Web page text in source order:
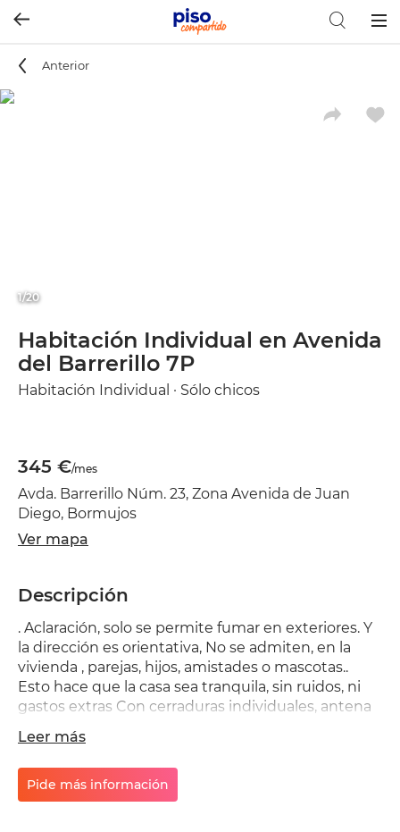
Anterior
1/20
Habitación Individual en Avenida
del Barrerillo 7P
Habitación Individual · Sólo chicos
345 €/mes
Avda. Barrerillo Núm. 23, Zona Avenida de Juan
Diego, Bormujos
Ver mapa
Descripción
. Aclaración, solo se permite fumar en exteriores. Y
la dirección es orientativa, No se admiten, en la
vivienda , parejas, hijos, amistades o mascotas..
Esto hace que la casa sea tranquila, sin ruidos, ni
gastos extras Con cerraduras individuales, antena
equipada para hacer una estancia digna y segura.,
Ubicada la vivienda en Coca de la Piñera, pegada a
Tomares y Castilleja de la Cuesta. Entrada y salida
por A/49. Solo varones . El wifi corre a cargo del
Leer más
Pide más información